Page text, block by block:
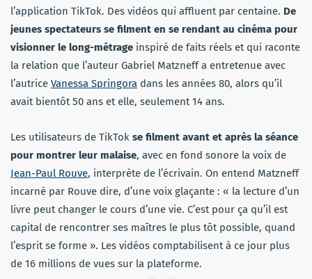
l’application TikTok. Des vidéos qui affluent par centaine. De
jeunes spectateurs se filment en se rendant au cinéma pour
visionner le long-métrage inspiré de faits réels et qui raconte
la relation que l’auteur Gabriel Matzneff a entretenue avec
l’autrice Vanessa Springora dans les années 80, alors qu’il
avait bientôt 50 ans et elle, seulement 14 ans.
Les utilisateurs de TikTok se filment avant et après la séance
pour montrer leur malaise, avec en fond sonore la voix de
Jean-Paul Rouve, interprète de l’écrivain. On entend Matzneff
incarné par Rouve dire, d’une voix glaçante : « la lecture d’un
livre peut changer le cours d’une vie. C’est pour ça qu’il est
capital de rencontrer ses maîtres le plus tôt possible, quand
l’esprit se forme ». Les vidéos comptabilisent à ce jour plus
de 16 millions de vues sur la plateforme.